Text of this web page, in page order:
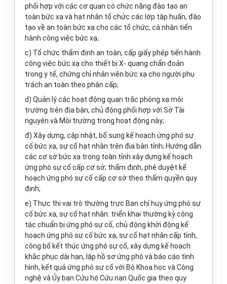
phối hợp với các cơ quan có chức năng đào tạo an
toàn bức xạ và hạt nhân tổ chức các lớp tập huấn, đào
tạo về an toàn bức xạ cho các tổ chức, cá nhân tiến
hành công việc bức xạ;
c) Tổ chức thẩm định an toàn, cấp giấy phép tiến hành
công việc bức xạ cho thiết bị X- quang chẩn đoán
trong y tế, chứng chỉ nhân viên bức xạ cho người phụ
trách an toàn theo phân cấp;
d) Quản lý các hoạt động quan trắc phóng xạ môi
trường trên địa bàn, chủ động phối hợp với Sở Tài
nguyên và Môi trường trong hoạt động này;
đ) Xây dựng, cập nhật, bổ sung kế hoạch ứng phó sự
cố bức xạ, sự cố hạt nhân trên địa bàn tỉnh; Hướng dẫn
các cơ sở bức xạ trong toàn tỉnh xây dựng kế hoạch
ứng phó sự cố cấp cơ sở; thẩm định, phê duyệt kế
hoạch ứng phó sự cố cấp cơ sở theo thẩm quyền quy
định;
e) Thực thi vai trò thường trực Ban chỉ huy ứng phó sự
cố bức xạ, sự cố hạt nhân: triển khai thường kỳ công
tác chuẩn bị ứng phó sự cố, chủ động khởi động kế
hoạch ứng phó sự cố bức xạ, sự cố hạt nhân cấp tỉnh,
công bố kết thúc ứng phó sự cố, xây dựng kế hoạch
khắc phục dài hạn, lập hồ sơ ứng phó và báo cáo tình
hình, kết quả ứng phó sự cố với Bộ Khoa học và Công
nghệ và Ủy ban Cứu hộ Cứu nạn Quốc gia theo quy